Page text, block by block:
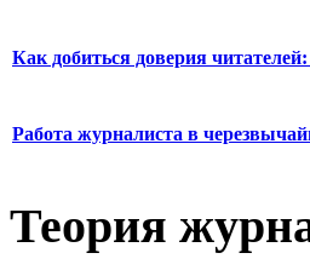
Как добиться доверия
Работа журналиста в
Теория